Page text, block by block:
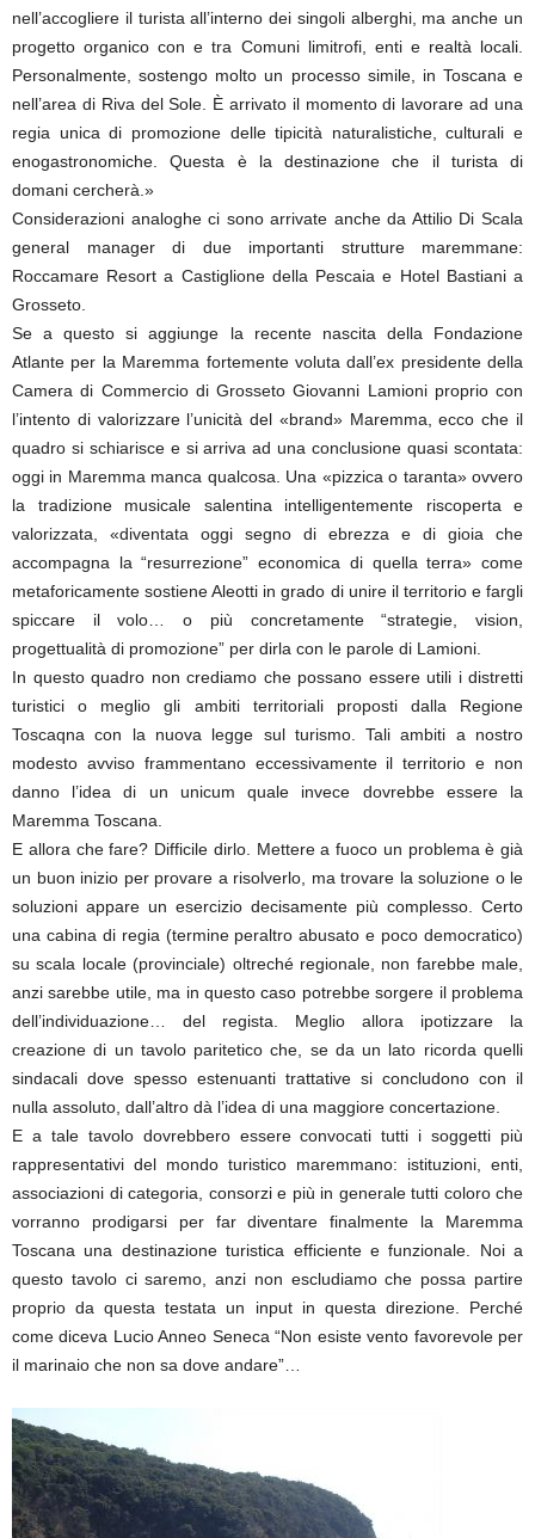
nell’accogliere il turista all’interno dei singoli alberghi, ma anche un
progetto organico con e tra Comuni limitrofi, enti e realtà locali.
Personalmente, sostengo molto un processo simile, in Toscana e
nell’area di Riva del Sole. È arrivato il momento di lavorare ad una
regia unica di promozione delle tipicità naturalistiche, culturali e
enogastronomiche. Questa è la destinazione che il turista di
domani cercherà.»
Considerazioni analoghe ci sono arrivate anche da Attilio Di Scala
general manager di due importanti strutture maremmane:
Roccamare Resort a Castiglione della Pescaia e Hotel Bastiani a
Grosseto.
Se a questo si aggiunge la recente nascita della Fondazione
Atlante per la Maremma fortemente voluta dall’ex presidente della
Camera di Commercio di Grosseto Giovanni Lamioni proprio con
l’intento di valorizzare l’unicità del «brand» Maremma, ecco che il
quadro si schiarisce e si arriva ad una conclusione quasi scontata:
oggi in Maremma manca qualcosa. Una «pizzica o taranta» ovvero
la tradizione musicale salentina intelligentemente riscoperta e
valorizzata, «diventata oggi segno di ebrezza e di gioia che
accompagna la “resurrezione” economica di quella terra» come
metaforicamente sostiene Aleotti in grado di unire il territorio e fargli
spiccare il volo… o più concretamente “strategie, vision,
progettualità di promozione” per dirla con le parole di Lamioni.
In questo quadro non crediamo che possano essere utili i distretti
turistici o meglio gli ambiti territoriali proposti dalla Regione
Toscaqna con la nuova legge sul turismo. Tali ambiti a nostro
modesto avviso frammentano eccessivamente il territorio e non
danno l’idea di un unicum quale invece dovrebbe essere la
Maremma Toscana.
E allora che fare? Difficile dirlo. Mettere a fuoco un problema è già
un buon inizio per provare a risolverlo, ma trovare la soluzione o le
soluzioni appare un esercizio decisamente più complesso. Certo
una cabina di regia (termine peraltro abusato e poco democratico)
su scala locale (provinciale) oltreché regionale, non farebbe male,
anzi sarebbe utile, ma in questo caso potrebbe sorgere il problema
dell’individuazione… del regista. Meglio allora ipotizzare la
creazione di un tavolo paritetico che, se da un lato ricorda quelli
sindacali dove spesso estenuanti trattative si concludono con il
nulla assoluto, dall’altro dà l’idea di una maggiore concertazione.
E a tale tavolo dovrebbero essere convocati tutti i soggetti più
rappresentativi del mondo turistico maremmano: istituzioni, enti,
associazioni di categoria, consorzi e più in generale tutti coloro che
vorranno prodigarsi per far diventare finalmente la Maremma
Toscana una destinazione turistica efficiente e funzionale. Noi a
questo tavolo ci saremo, anzi non escludiamo che possa partire
proprio da questa testata un input in questa direzione. Perché
come diceva Lucio Anneo Seneca “Non esiste vento favorevole per
il marinaio che non sa dove andare”…